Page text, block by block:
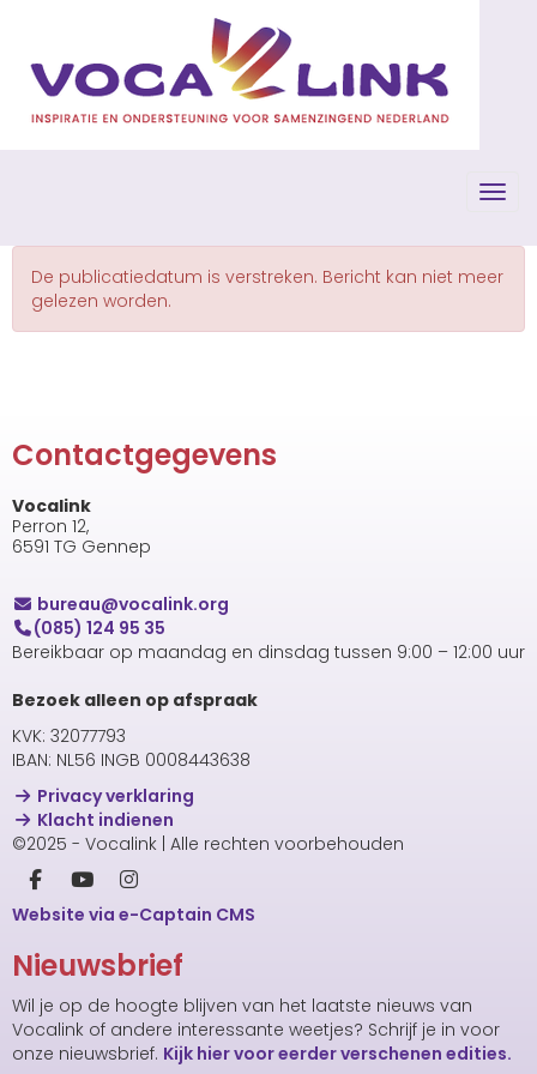
De publicatiedatum is verstreken. Bericht kan niet meer
gelezen worden.
Contactgegevens
Vocalink
Perron 12,
6591 TG Gennep
uaerub@vocalink.org
(085) 124 95 35
Bereikbaar op maandag en dinsdag tussen 9:00 – 12:00 uur
Bezoek alleen op afspraak
KVK: 32077793
IBAN: NL56 INGB 0008443638
Privacy verklaring
Klacht indienen
©2025 - Vocalink | Alle rechten voorbehouden
Website via e-Captain CMS
Nieuwsbrief
Wil je op de hoogte blijven van het laatste nieuws van
Vocalink of andere interessante weetjes? Schrijf je in voor
onze nieuwsbrief. Kijk hier voor eerder verschenen edities.